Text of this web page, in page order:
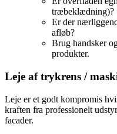
træbeklædning)?
Er der
afløb?
Brug handsker
produkter.
Leje af trykrens /
Leje er et godt kompromis
kraften fra professionelt
facader.